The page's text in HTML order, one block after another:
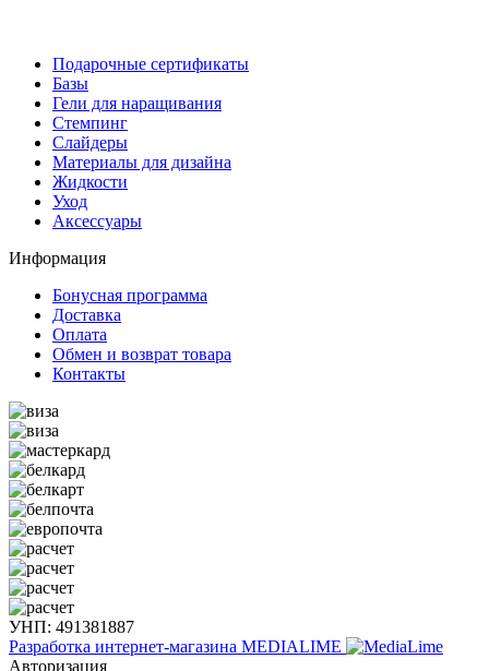
Подарочные сертификаты
Базы
Гели для наращивания
Стемпинг
Слайдеры
Материалы для дизайна
Жидкости
Уход
Аксессуары
Информация
Бонусная программа
Доставка
Оплата
Обмен и возврат товара
Контакты
УНП: 491381887
Разработка интернет-магазина MEDIALIME
Авторизация